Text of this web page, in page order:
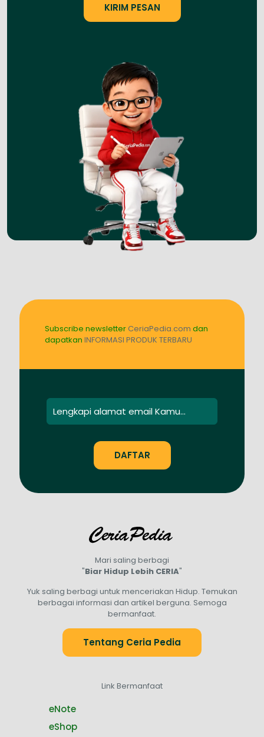
Subscribe newsletterCeriaPedia.com dan
dapatkan INFORMASI PRODUK TERBARU
Mari saling berbagi
"Biar Hidup Lebih CERIA"
Yuk saling berbagi untuk menceriakan Hidup. Temukan
berbagai informasi dan artikel berguna. Semoga
bermanfaat.
Tentang Ceria Pedia
Link Bermanfaat
eNote
eShop